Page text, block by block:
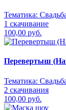
Тематика:
1 скачивание
100,00 руб.
Перевертыш
Тематика:
2 скачивания
100,00 руб.